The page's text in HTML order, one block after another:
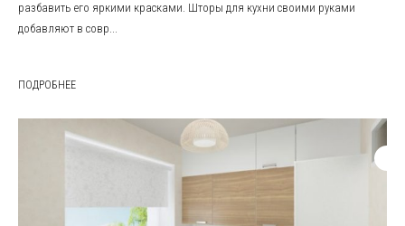
разбавить его яркими красками. Шторы для кухни своими руками
добавляют в совр...
ПОДРОБНЕЕ